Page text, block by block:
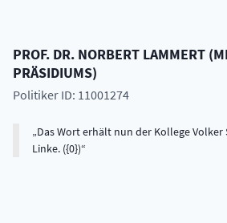
PROF. DR. NORBERT LAMMERT (
PRÄSIDIUMS)
Politiker ID: 11001274
Das Wort erhält nun der Kollege Volker
Linke. ({0})